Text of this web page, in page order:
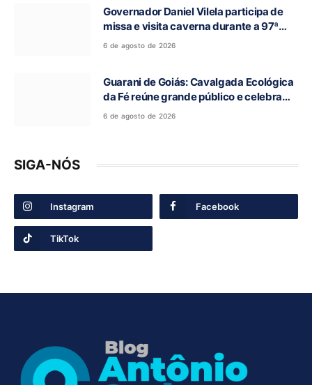
Governador Daniel Vilela participa de
missa e visita caverna durante a 97ª
Romaria do Bom Jesus da Lapa de Terra
6 de agosto de 2026
Guarani de Goiás: Cavalgada Ecológica
da Fé reúne grande público e celebra
tradição religiosa
6 de agosto de 2026
SIGA-NÓS
Instagram Facebook
TikTok